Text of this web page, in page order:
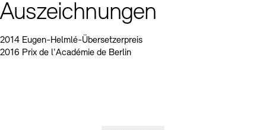
Auszeichnungen
2014 Eugen-Helmlé-Übersetzerpreis
2016 Prix de l'Académie de Berlin